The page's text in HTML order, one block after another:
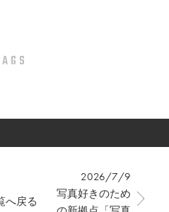
2026/7/9
写真好きのため
へ戻る